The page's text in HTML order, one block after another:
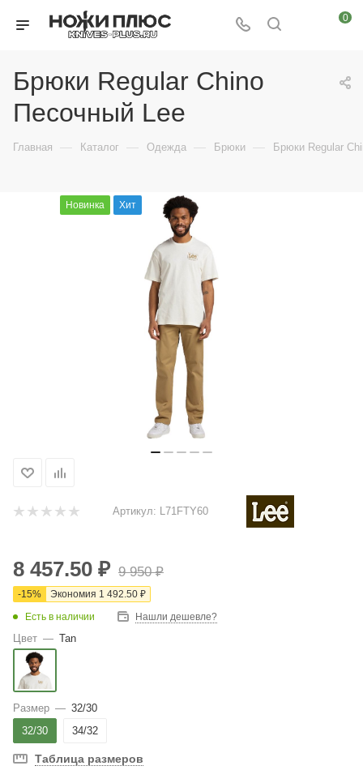
0
Брюки Regular Chino
Песочный Lee
Главная — Каталог — Одежда — Брюки — Брюки Regular
Новинка Хит
Артикул: L71FTY60
8 457.50 ₽ 9 950₽
-15% Экономия 1 492.50 ₽
Есть в наличии
Нашли дешевле?
Цвет — Tan
Размер — 32/30
32/30
34/32
Таблица размеров